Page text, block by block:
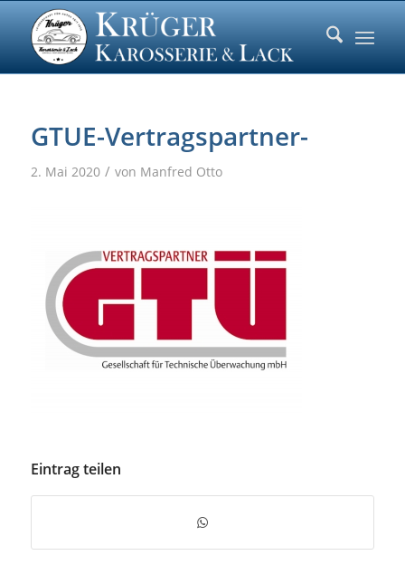
GTUE-Vertragspartner-
2. Mai 2020 / von Manfred Otto
Eintrag teilen